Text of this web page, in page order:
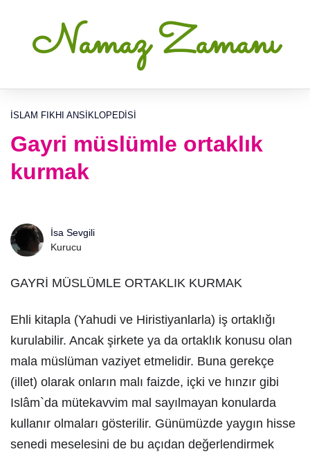
Namaz Zamanı
İSLAM FIKHI ANSIKLOPEDISI
Gayri müslümle ortaklık
kurmak
İsa Sevgili
Kurucu
GAYRİ MÜSLÜMLE ORTAKLIK KURMAK
Ehli kitapla (Yahudi ve Hiristiyanlarla) iş ortaklığı
kurulabilir. Ancak şirkete ya da ortaklık konusu olan
mala müslüman vaziyet etmelidir. Buna gerekçe
(illet) olarak onların malı faizde, içki ve hınzır gibi
Islâm`da mütekavvim mal sayılmayan konularda
kullanır olmaları gösterilir. Günümüzde yaygın hisse
senedi meselesini de bu açıdan değerlendirmek